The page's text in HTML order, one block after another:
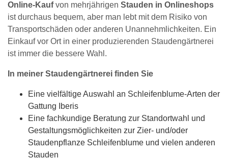
Online-Kaufvon mehrjährigen Stauden in Onlineshops
ist durchaus bequem, aber man lebt mit dem Risiko von
Transportschäden oder anderen Unannehmlichkeiten. Ein
Einkauf vor Ort in einer produzierenden Staudengärtnerei
ist immer die bessere Wahl.
In meiner Staudengärtnerei finden Sie
Eine vielfältige Auswahl an Schleifenblume-Arten der
Gattung Iberis
Eine fachkundige Beratung zur Standortwahl und
Gestaltungsmöglichkeiten zur Zier- und/oder
Staudenpflanze Schleifenblume und vielen anderen
Stauden